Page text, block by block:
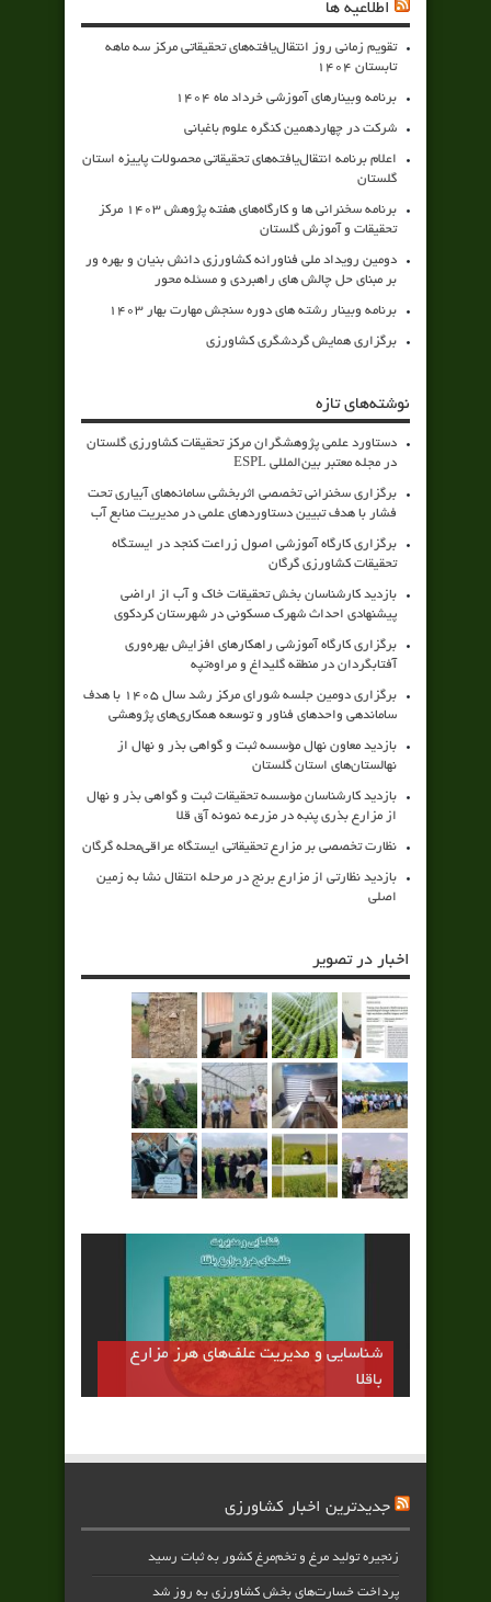
اطلاعیه ها
تقویم زمانی روز انتقال‌یافته‌های تحقیقاتی مرکز سه ماهه
تابستان 1404
برنامه وبینارهای آموزشی خرداد ماه 1404
شرکت در چهاردهمین کنگره علوم باغبانی
اعلام برنامه انتقال‌یافته‌های تحقیقاتی محصولات پاییزه استان
گلستان
برنامه سخنرانی ها و کارگاه‌های هفته پژوهش 1403 مرکز
تحقیقات و آموزش گلستان
دومین رویداد ملی فناورانه کشاورزی دانش بنیان و بهره ور
بر مبنای حل چالش های راهبردی و مسئله محور
برنامه وبینار رشته های دوره سنجش مهارت بهار 1403
برگزاری همایش گردشگری کشاورزی
نوشته‌های تازه
دستاورد علمی پژوهشگران مرکز تحقیقات کشاورزی گلستان
در مجله معتبر بین‌المللی ESPL
برگزاری سخنرانی تخصصی اثربخشی سامانه‌های آبیاری تحت
فشار با هدف تبیین دستاوردهای علمی در مدیریت منابع آب
برگزاری کارگاه آموزشی اصول زراعت کنجد در ایستگاه
تحقیقات کشاورزی گرگان
بازدید کارشناسان بخش تحقیقات خاک و آب از اراضی
پیشنهادی احداث شهرک مسکونی در شهرستان کردکوی
برگزاری کارگاه آموزشی راهکارهای افزایش بهره‌وری
آفتابگردان در منطقه گلیداغ و مراوه‌تپه
برگزاری دومین جلسه شورای مرکز رشد سال ۱۴۰۵ با هدف
ساماندهی واحدهای فناور و توسعه همکاری‌های پژوهشی
بازدید معاون نهال مؤسسه ثبت و گواهی بذر و نهال از
نهالستان‌های استان گلستان
بازدید کارشناسان مؤسسه تحقیقات ثبت و گواهی بذر و نهال
از مزارع بذری پنبه در مزرعه نمونه آق قلا
نظارت تخصصی بر مزارع تحقیقاتی ایستگاه عراقی‌محله گرگان
بازدید نظارتی از مزارع برنج در مرحله انتقال نشا به زمین
اصلی
اخبار در تصویر
شناسایی و مدیریت علف‌های هرز مزارع
باقلا
جدیدترین اخبار کشاورزی
زنجیره تولید مرغ و تخم‌مرغ کشور به ثبات رسید
پرداخت خسارت‌های بخش کشاورزی به‌ روز شد